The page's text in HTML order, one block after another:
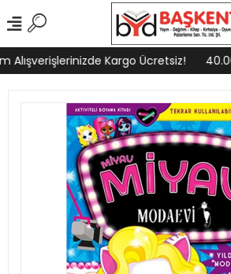
Kargo Ücretsiz!